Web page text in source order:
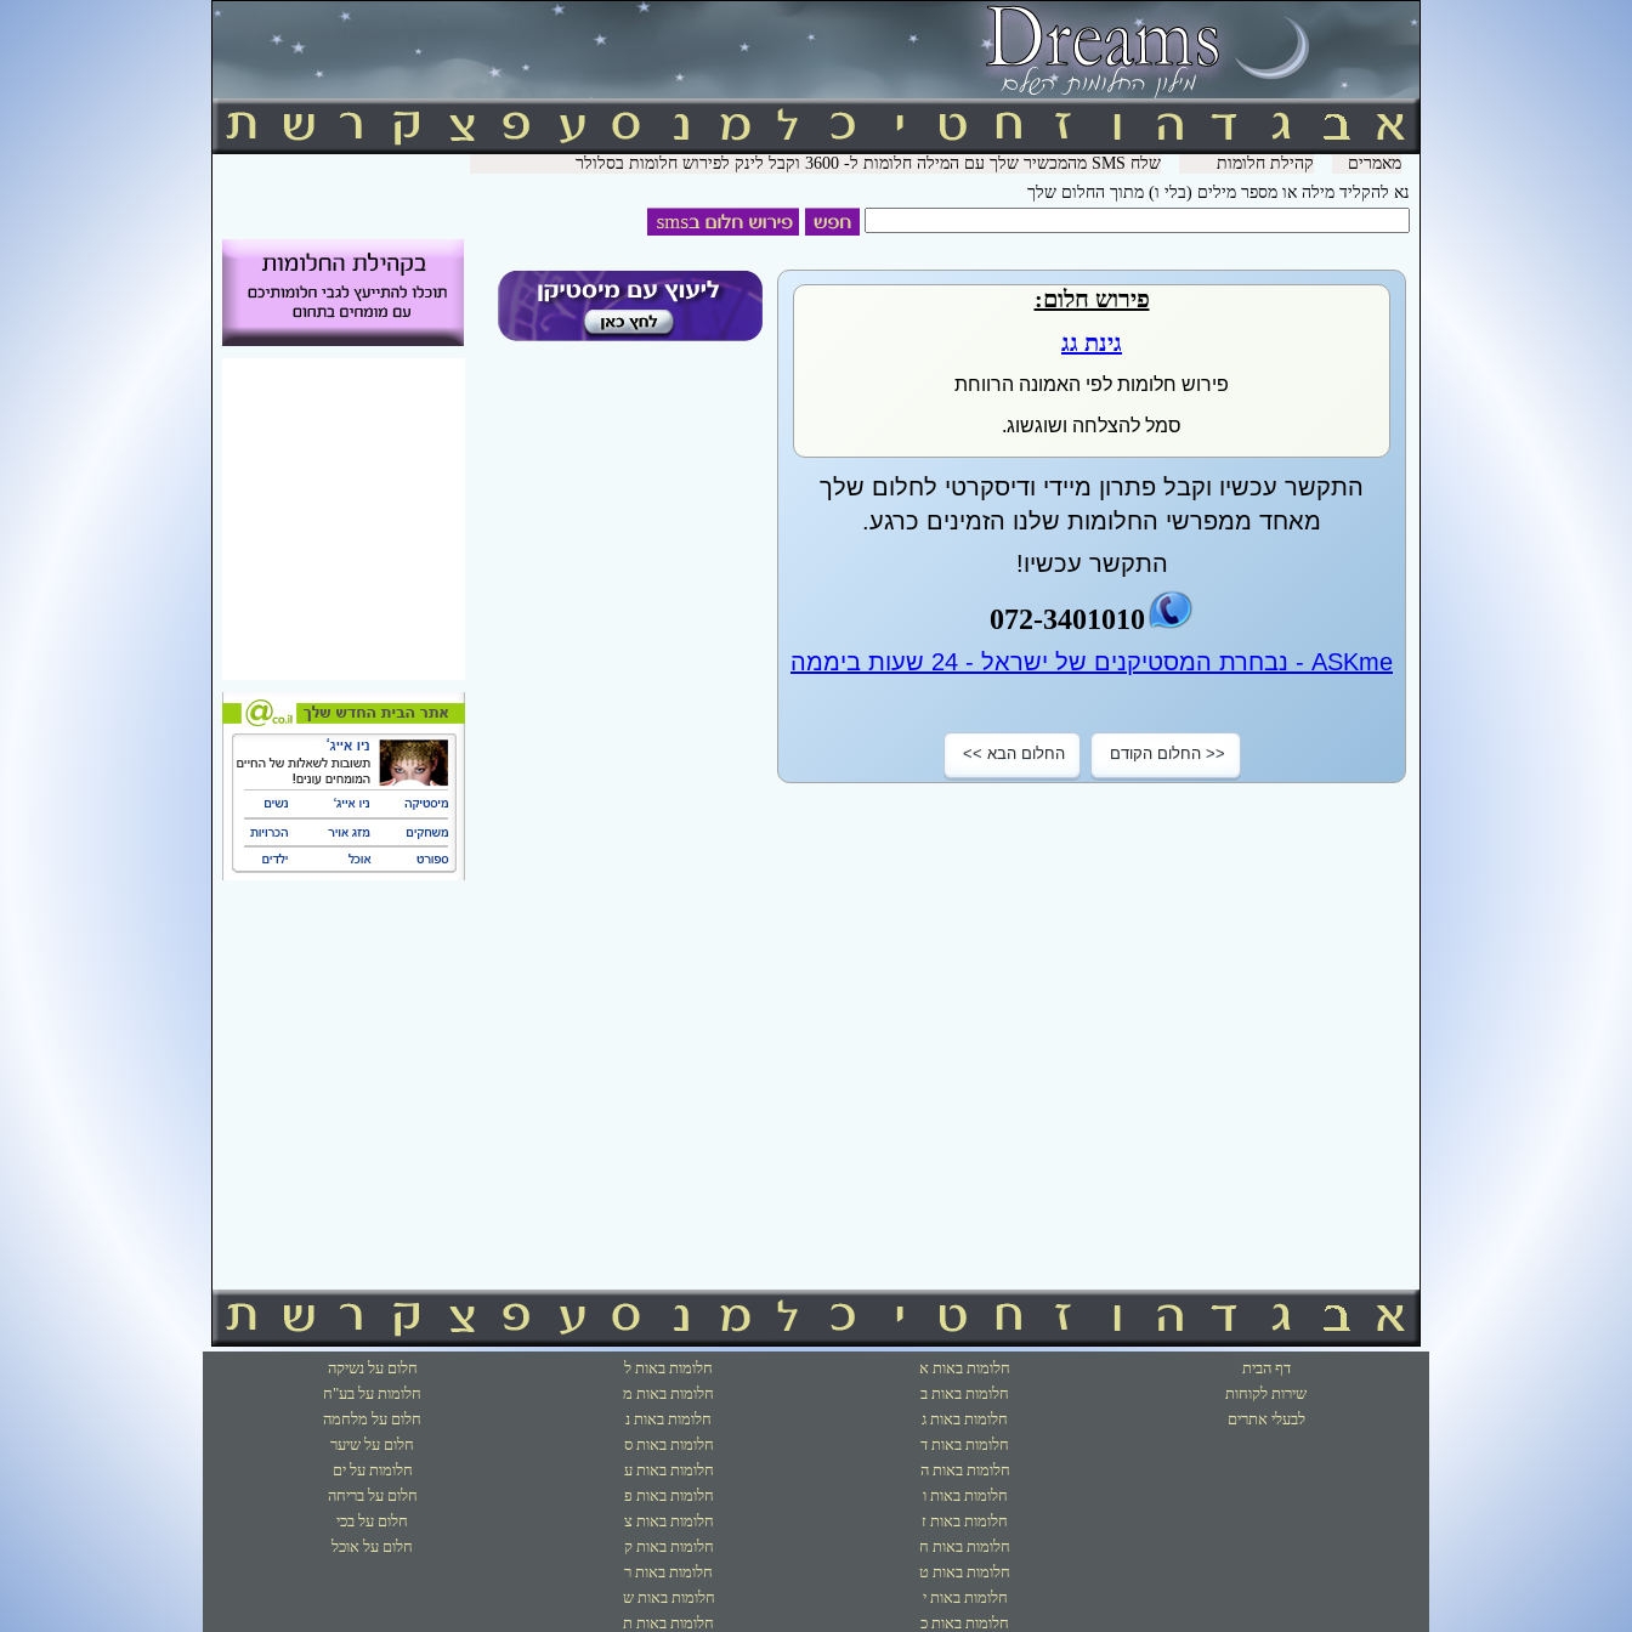
מאמרים קהילת חלומות
שלח SMS מהמכשיר שלך עם המילה חלומות ל- 3600 וקבל לינק לפירוש חלומות בסלולר
נא להקליד מילה או מספר מילים (בלי ו) מתוך החלום שלך
פירוש חלום:
גינת גג
פירוש חלומות לפי האמונה הרווחת
סמל להצלחה ושוגשוג.
התקשר עכשיו וקבל פתרון מיידי ודיסקרטי לחלום שלך
מאחד ממפרשי החלומות שלנו הזמינים כרגע.
התקשר עכשיו!
072-3401010
ASKme - נבחרת המסטיקנים של ישראל - 24 שעות ביממה
<< החלום הקודם החלום הבא >>
דף הבית
שירות לקוחות
לבעלי אתרים
חלומות באות א
חלומות באות ב
חלומות באות ג
חלומות באות ד
חלומות באות ה
חלומות באות ו
חלומות באות ז
חלומות באות ח
חלומות באות ט
חלומות באות י
חלומות באות כ
חלומות באות ל
חלומות באות מ
חלומות באות נ
חלומות באות ס
חלומות באות ע
חלומות באות פ
חלומות באות צ
חלומות באות ק
חלומות באות ר
חלומות באות ש
חלומות באות ת
חלום על נשיקה
חלומות על בע"ח
חלום על מלחמה
חלום על שיער
חלומות על ים
חלום על בריחה
חלום על בכי
חלום על אוכל